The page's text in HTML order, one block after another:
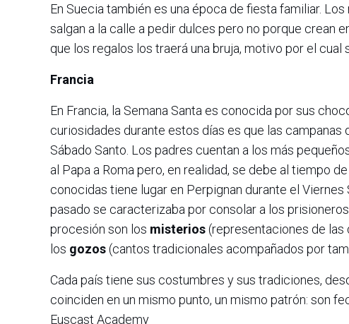
En Suecia también es una época de fiesta familiar.
salgan a la calle a pedir dulces pero no porque crean
que los regalos los traerá una bruja, motivo por el
Francia
En Francia, la Semana Santa es conocida por sus
curiosidades durante estos días es que las campanas
Sábado Santo. Los padres cuentan a los más
al Papa a Roma pero, en realidad, se debe al tiempo
conocidas tiene lugar en Perpignan durante el Viernes
pasado se caracterizaba por consolar a los
procesión son los misterios(representaciones de las
los gozos(cantos tradicionales acompañados por
Cada país tiene sus costumbres y sus tradiciones,
coinciden en un mismo punto, un mismo patrón: son
Euscast Academy